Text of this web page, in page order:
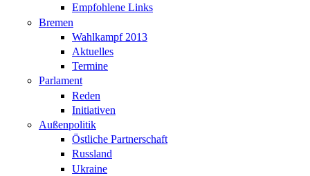
Empfohlene Links
Bremen
Wahlkampf 2013
Aktuelles
Termine
Parlament
Reden
Initiativen
Außenpolitik
Östliche Partnerschaft
Russland
Ukraine